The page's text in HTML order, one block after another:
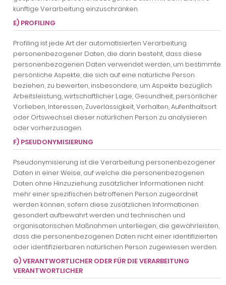
künftige Verarbeitung einzuschränken.
E) PROFILING
Profiling ist jede Art der automatisierten Verarbeitung
personenbezogener Daten, die darin besteht, dass diese
personenbezogenen Daten verwendet werden, um bestimmte
persönliche Aspekte, die sich auf eine natürliche Person
beziehen, zu bewerten, insbesondere, um Aspekte bezüglich
Arbeitsleistung, wirtschaftlicher Lage, Gesundheit, persönlicher
Vorlieben, Interessen, Zuverlässigkeit, Verhalten, Aufenthaltsort
oder Ortswechsel dieser natürlichen Person zu analysieren
oder vorherzusagen.
F) PSEUDONYMISIERUNG
Pseudonymisierung ist die Verarbeitung personenbezogener
Daten in einer Weise, auf welche die personenbezogenen
Daten ohne Hinzuziehung zusätzlicher Informationen nicht
mehr einer spezifischen betroffenen Person zugeordnet
werden können, sofern diese zusätzlichen Informationen
gesondert aufbewahrt werden und technischen und
organisatorischen Maßnahmen unterliegen, die gewährleisten,
dass die personenbezogenen Daten nicht einer identifizierten
oder identifizierbaren natürlichen Person zugewiesen werden.
G) VERANTWORTLICHER ODER FÜR DIE VERARBEITUNG
VERANTWORTLICHER